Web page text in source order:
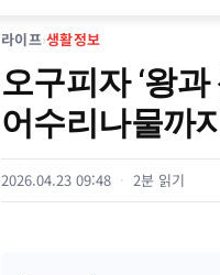
라이프›생활정보
오구피자 ‘왕
어수리나물까
2026.04.23 09:48 2분 읽기